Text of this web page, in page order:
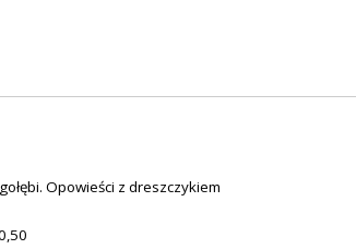
Opowieści z dreszczykiem